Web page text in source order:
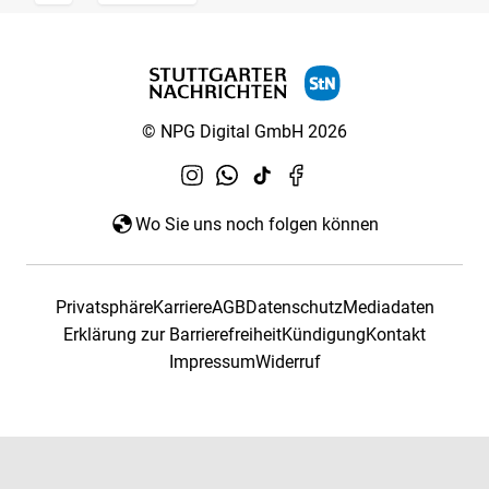
© NPG Digital GmbH 2026
Wo Sie uns noch folgen können
PrivatsphäreKarriereAGBDatenschutzMediadaten
Erklärung zur BarrierefreiheitKündigungKontakt
ImpressumWiderruf